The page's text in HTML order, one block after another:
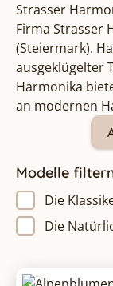
Strasser
Firma Strasser
(Steiermark).
ausgeklügelter
Harmonika
an modernen
Modelle
Die
Die